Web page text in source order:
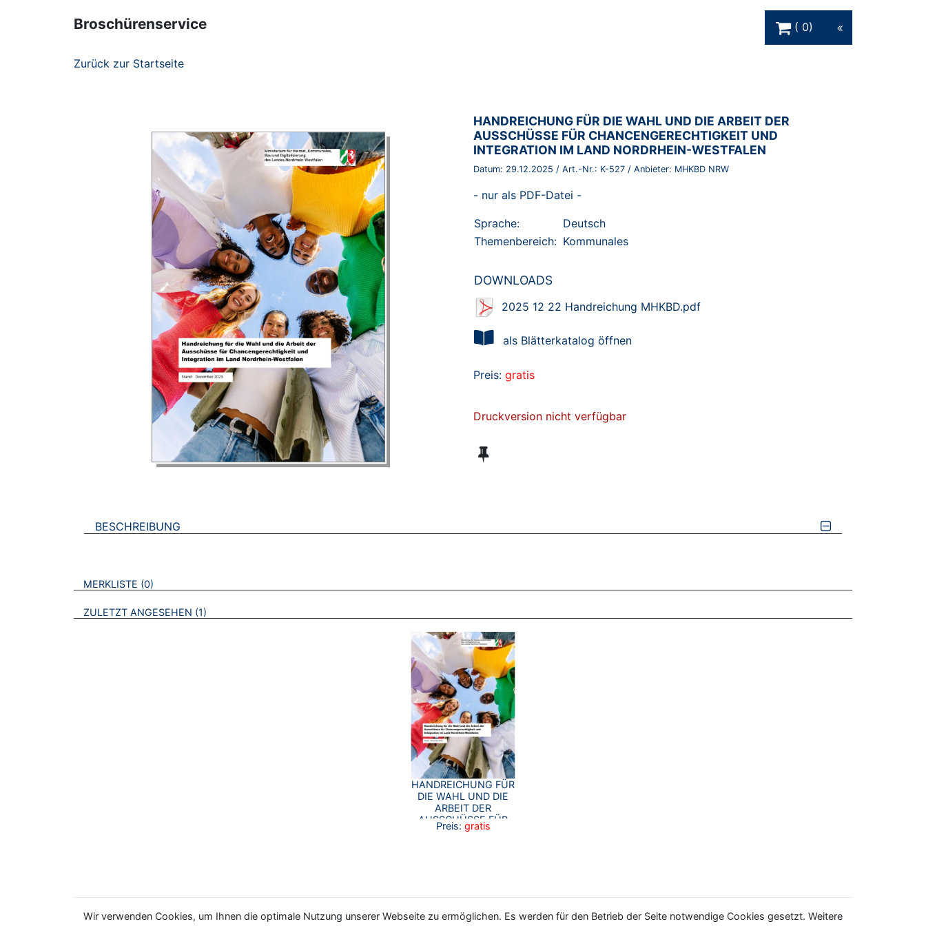
Broschürenservice
0
Zurück zur Startseite
BROSCHÜRE:
HANDREICHUNG FÜR DIE WAHL UND DIE ARBEIT DER
AUSSCHÜSSE FÜR CHANCENGERECHTIGKEIT UND
INTEGRATION IM LAND NORDRHEIN-WESTFALEN
Datum: 29.12.2025 / Art.-Nr.: K-527 / Anbieter: MHKBD NRW
- nur als PDF-Datei -
Sprache:
Deutsch
Themenbereich: Kommunales
DOWNLOADS
2025 12 22 Handreichung MHKBD.pdf
als Blätterkatalog öffnen
Preis: gratis
Druckversion nicht verfügbar
BESCHREIBUNG
VERWEISE AUF VERMERKTE- ODER ZULETZT ANGESEHENE BROSCHÜREN
MERKLISTE 0
ZULETZT ANGESEHEN 1
HANDREICHUNG FÜR
DIE WAHL UND DIE
ARBEIT DER
AUSSCHÜSSE FÜR
CHANCENGERECHTIGKEIT
Preis: gratis
Wir verwenden Cookies, um Ihnen die optimale Nutzung unserer Webseite zu ermöglichen. Es werden für den Betrieb der Seite notwendige Cookies gesetzt. Weitere